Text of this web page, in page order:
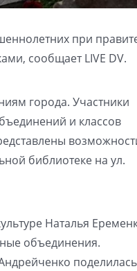
при
сообщает LIVE DV.
города. Участники
и классов
библиотеке на ул.
Наталья
объединения.
поделилась